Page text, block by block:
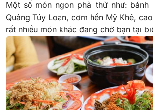
Một số món ngon phải thử như: bánh
Quảng Túy Loan, cơm hến Mỹ Khê,
rất nhiều món khác đang chờ bạn tại